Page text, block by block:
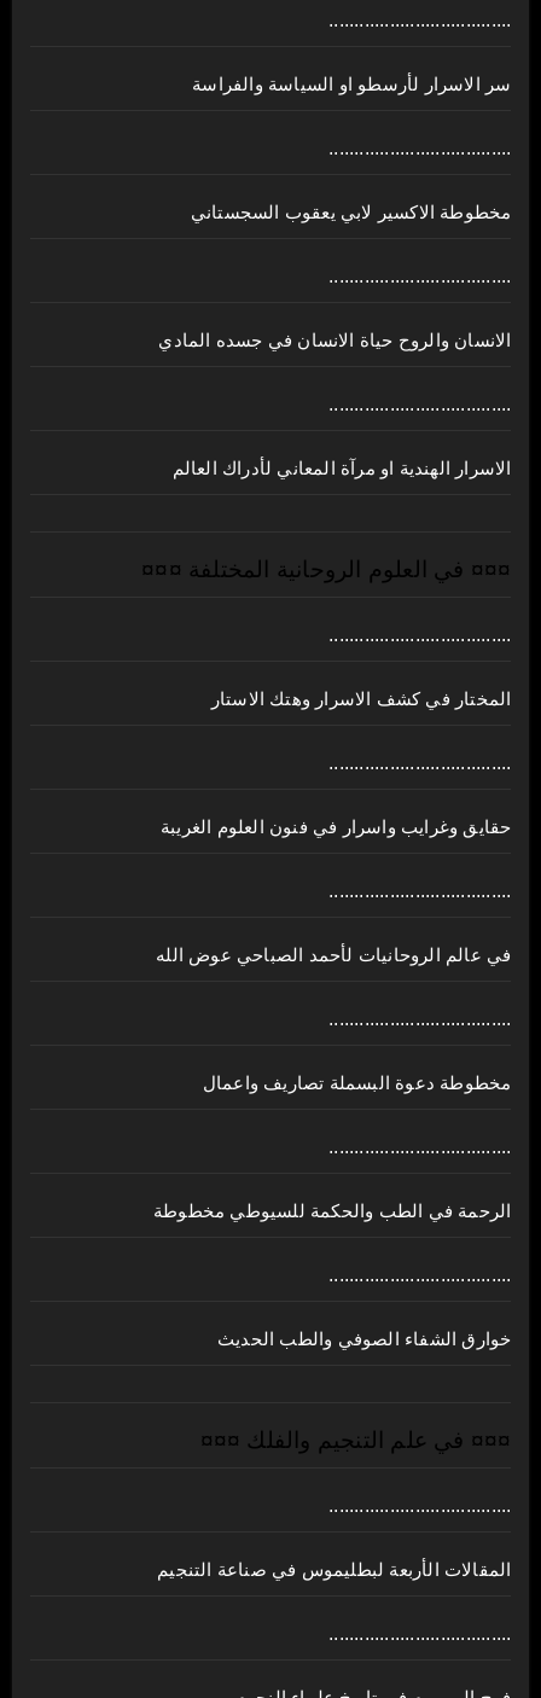
....................................
سر الاسرار لأرسطو او السياسة والفراسة
....................................
مخطوطة الاكسير لابي يعقوب السجستاني
....................................
الانسان والروح حياة الانسان في جسده المادي
....................................
الاسرار الهندية او مرآة المعاني لأدراك العالم
¤¤¤ في العلوم الروحانية المختلفة ¤¤¤
....................................
المختار في كشف الاسرار وهتك الاستار
....................................
حقايق وغرايب واسرار في فنون العلوم الغريبة
....................................
في عالم الروحانيات لأحمد الصباحي عوض الله
....................................
مخطوطة دعوة البسملة تصاريف واعمال
....................................
الرحمة في الطب والحكمة للسيوطي مخطوطة
....................................
خوارق الشفاء الصوفي والطب الحديث
¤¤¤ في علم التنجيم والفلك ¤¤¤
....................................
المقالات الأربعة لبطليموس في صناعة التنجيم
....................................